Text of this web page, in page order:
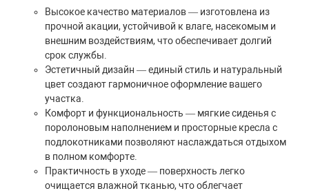
Высокое качество материалов — изготовлена из
прочной акации, устойчивой к влаге, насекомым и
внешним воздействиям, что обеспечивает долгий
срок службы.
Эстетичный дизайн — единый стиль и натуральный
цвет создают гармоничное оформление вашего
участка.
Комфорт и функциональность — мягкие сиденья с
поролоновым наполнением и просторные кресла с
подлокотниками позволяют наслаждаться отдыхом
в полном комфорте.
Практичность в уходе — поверхность легко
очищается влажной тканью, что облегчает